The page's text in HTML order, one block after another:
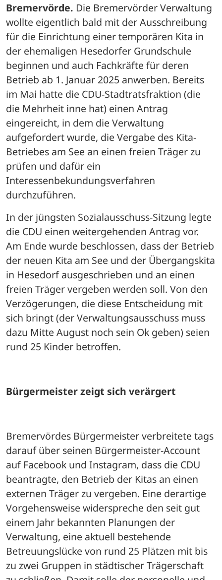
Bremervörde. Die Bremervörder Verwaltung
wollte eigentlich bald mit der Ausschreibung
für die Einrichtung einer temporären Kita in
der ehemaligen Hesedorfer Grundschule
beginnen und auch Fachkräfte für deren
Betrieb ab 1. Januar 2025 anwerben. Bereits
im Mai hatte die CDU-Stadtratsfraktion (die
die Mehrheit inne hat) einen Antrag
eingereicht, in dem die Verwaltung
aufgefordert wurde, die Vergabe des Kita-
Betriebes am See an einen freien Träger zu
prüfen und dafür ein
Interessenbekundungsverfahren
durchzuführen.
In der jüngsten Sozialausschuss-Sitzung legte
die CDU einen weitergehenden Antrag vor.
Am Ende wurde beschlossen, dass der Betrieb
der neuen Kita am See und der Übergangskita
in Hesedorf ausgeschrieben und an einen
freien Träger vergeben werden soll. Von den
Verzögerungen, die diese Entscheidung mit
sich bringt (der Verwaltungsausschuss muss
dazu Mitte August noch sein Ok geben) seien
rund 25 Kinder betroffen.
Bürgermeister zeigt sich verärgert
Bremervördes Bürgermeister verbreitete tags
darauf über seinen Bürgermeister-Account
auf Facebook und Instagram, dass die CDU
beantragte, den Betrieb der Kitas an einen
externen Träger zu vergeben. Eine derartige
Vorgehensweise widerspreche den seit gut
einem Jahr bekannten Planungen der
Verwaltung, eine aktuell bestehende
Betreuungslücke von rund 25 Plätzen mit bis
zu zwei Gruppen in städtischer Trägerschaft